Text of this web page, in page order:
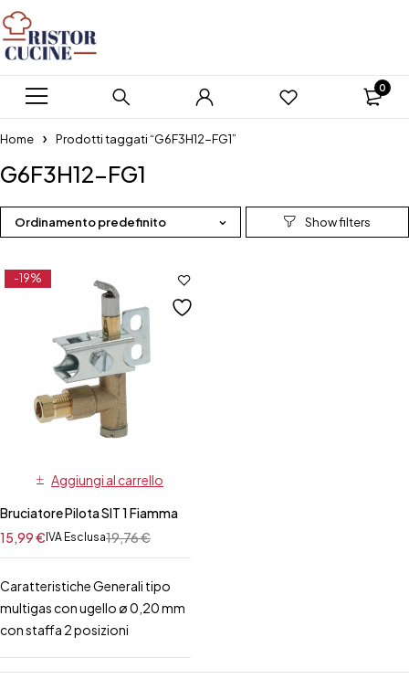
0
Home Prodotti taggati “G6F3H12-FG1”
G6F3H12-FG1
Ordinamento predefinito
-19%
Aggiungi al carrello
Bruciatore Pilota SIT 1 Fiamma
19,76€
15,99€ IVA Esclusa
Caratteristiche Generali tipo
multigas con ugello ø 0,20 mm
con staffa 2 posizioni